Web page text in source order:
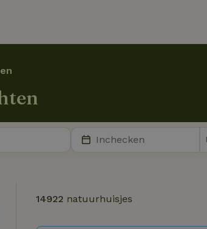
14922 natuurhuisjes